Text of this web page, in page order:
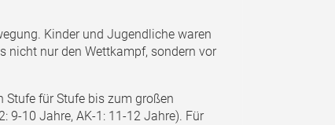
Kinder und Jugendliche waren
nicht nur den Wettkampf, sondern vor
Stufe für Stufe bis zum großen
9-10 Jahre, AK-1: 11-12 Jahre). Für